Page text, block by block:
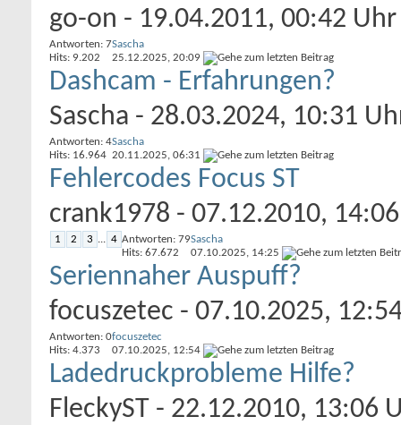
go-on - 19.04.2011, 00:42 Uhr
Antworten: 7
Hits: 9.202
Sascha
25.12.2025, 20:09
Dashcam - Erfahrungen?
Sascha - 28.03.2024, 10:31
Antworten: 4
Hits: 16.964
Sascha
20.11.2025, 06:31
Fehlercodes Focus ST
crank1978 - 07.12.2010,
1 2 3 ... 4 Antworten: 79
Hits: 67.672
Sascha
07.10.2025, 14:25
Seriennaher Auspuff?
focuszetec - 07.10.2025,
Antworten: 0
Hits: 4.373
focuszetec
07.10.2025, 12:54
Ladedruckprobleme Hilfe?
FleckyST - 22.12.2010, 13:06